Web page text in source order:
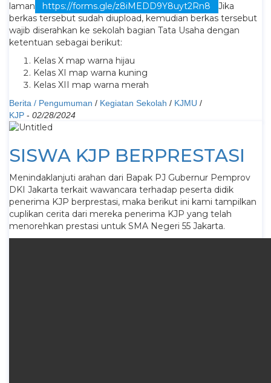
laman
https://forms.gle/z8iMEDD9Y8uyt2Rn8
Jika
berkas tersebut sudah diupload, kemudian berkas tersebut
wajib diserahkan ke sekolah bagian Tata Usaha dengan
ketentuan sebagai berikut:
Kelas X map warna hijau
Kelas XI map warna kuning
Kelas XII map warna merah
Berita / Pengumuman / Kegiatan Sekolah / KJMU /
KJP - 02/28/2024
SISWA KJP BERPRESTASI
Menindaklanjuti arahan dari Bapak PJ Gubernur Pemprov
DKI Jakarta terkait wawancara terhadap peserta didik
penerima KJP berprestasi, maka berikut ini kami tampilkan
cuplikan cerita dari mereka penerima KJP yang telah
menorehkan prestasi untuk SMA Negeri 55 Jakarta.